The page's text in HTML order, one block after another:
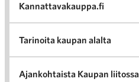
Kannattavakauppa.fi
Tarinoita kaupan alalta
Ajankohtaista Kaupan liitossa